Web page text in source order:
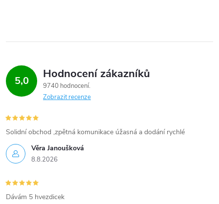
5,0 Hodnocení zákazníků
9740 hodnocení
Zobrazit recenze
Věra Janoušková
8.8.2026
Solidní obchod ,zpětná komunikace úžasná a dodání rychlé
Dávám 5 hvezdicek